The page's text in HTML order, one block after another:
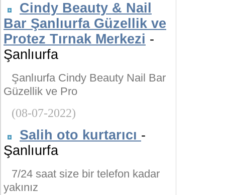
Cindy Beauty & Nail
Bar Şanlıurfa Güzellik ve
Protez Tırnak Merkezi -
Şanlıurfa
Şanlıurfa Cindy Beauty Nail Bar
Güzellik ve Pro
(08-07-2022)
Salih oto kurtarıcı -
Şanlıurfa
7/24 saat size bir telefon kadar
yakınız